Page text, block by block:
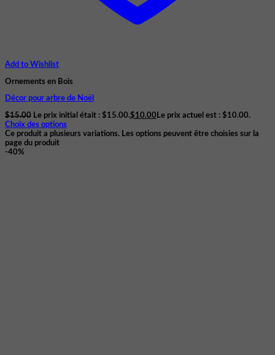
Add to Wishlist
Ornements en Bois
Décor pour arbre de Noël
$15.00 Le prix initial était : $15.00.$10.00 Le prix actuel est : $10.00.
Choix des options
Ce produit a plusieurs variations. Les options peuvent être choisies sur la
page du produit
-40%